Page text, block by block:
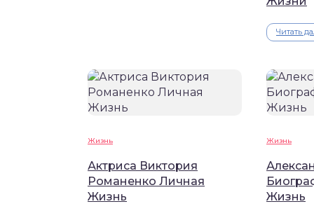
Читать
Жизнь
Актриса Виктория
Романенко Личная
Жизнь
Жизнь
Жизнь